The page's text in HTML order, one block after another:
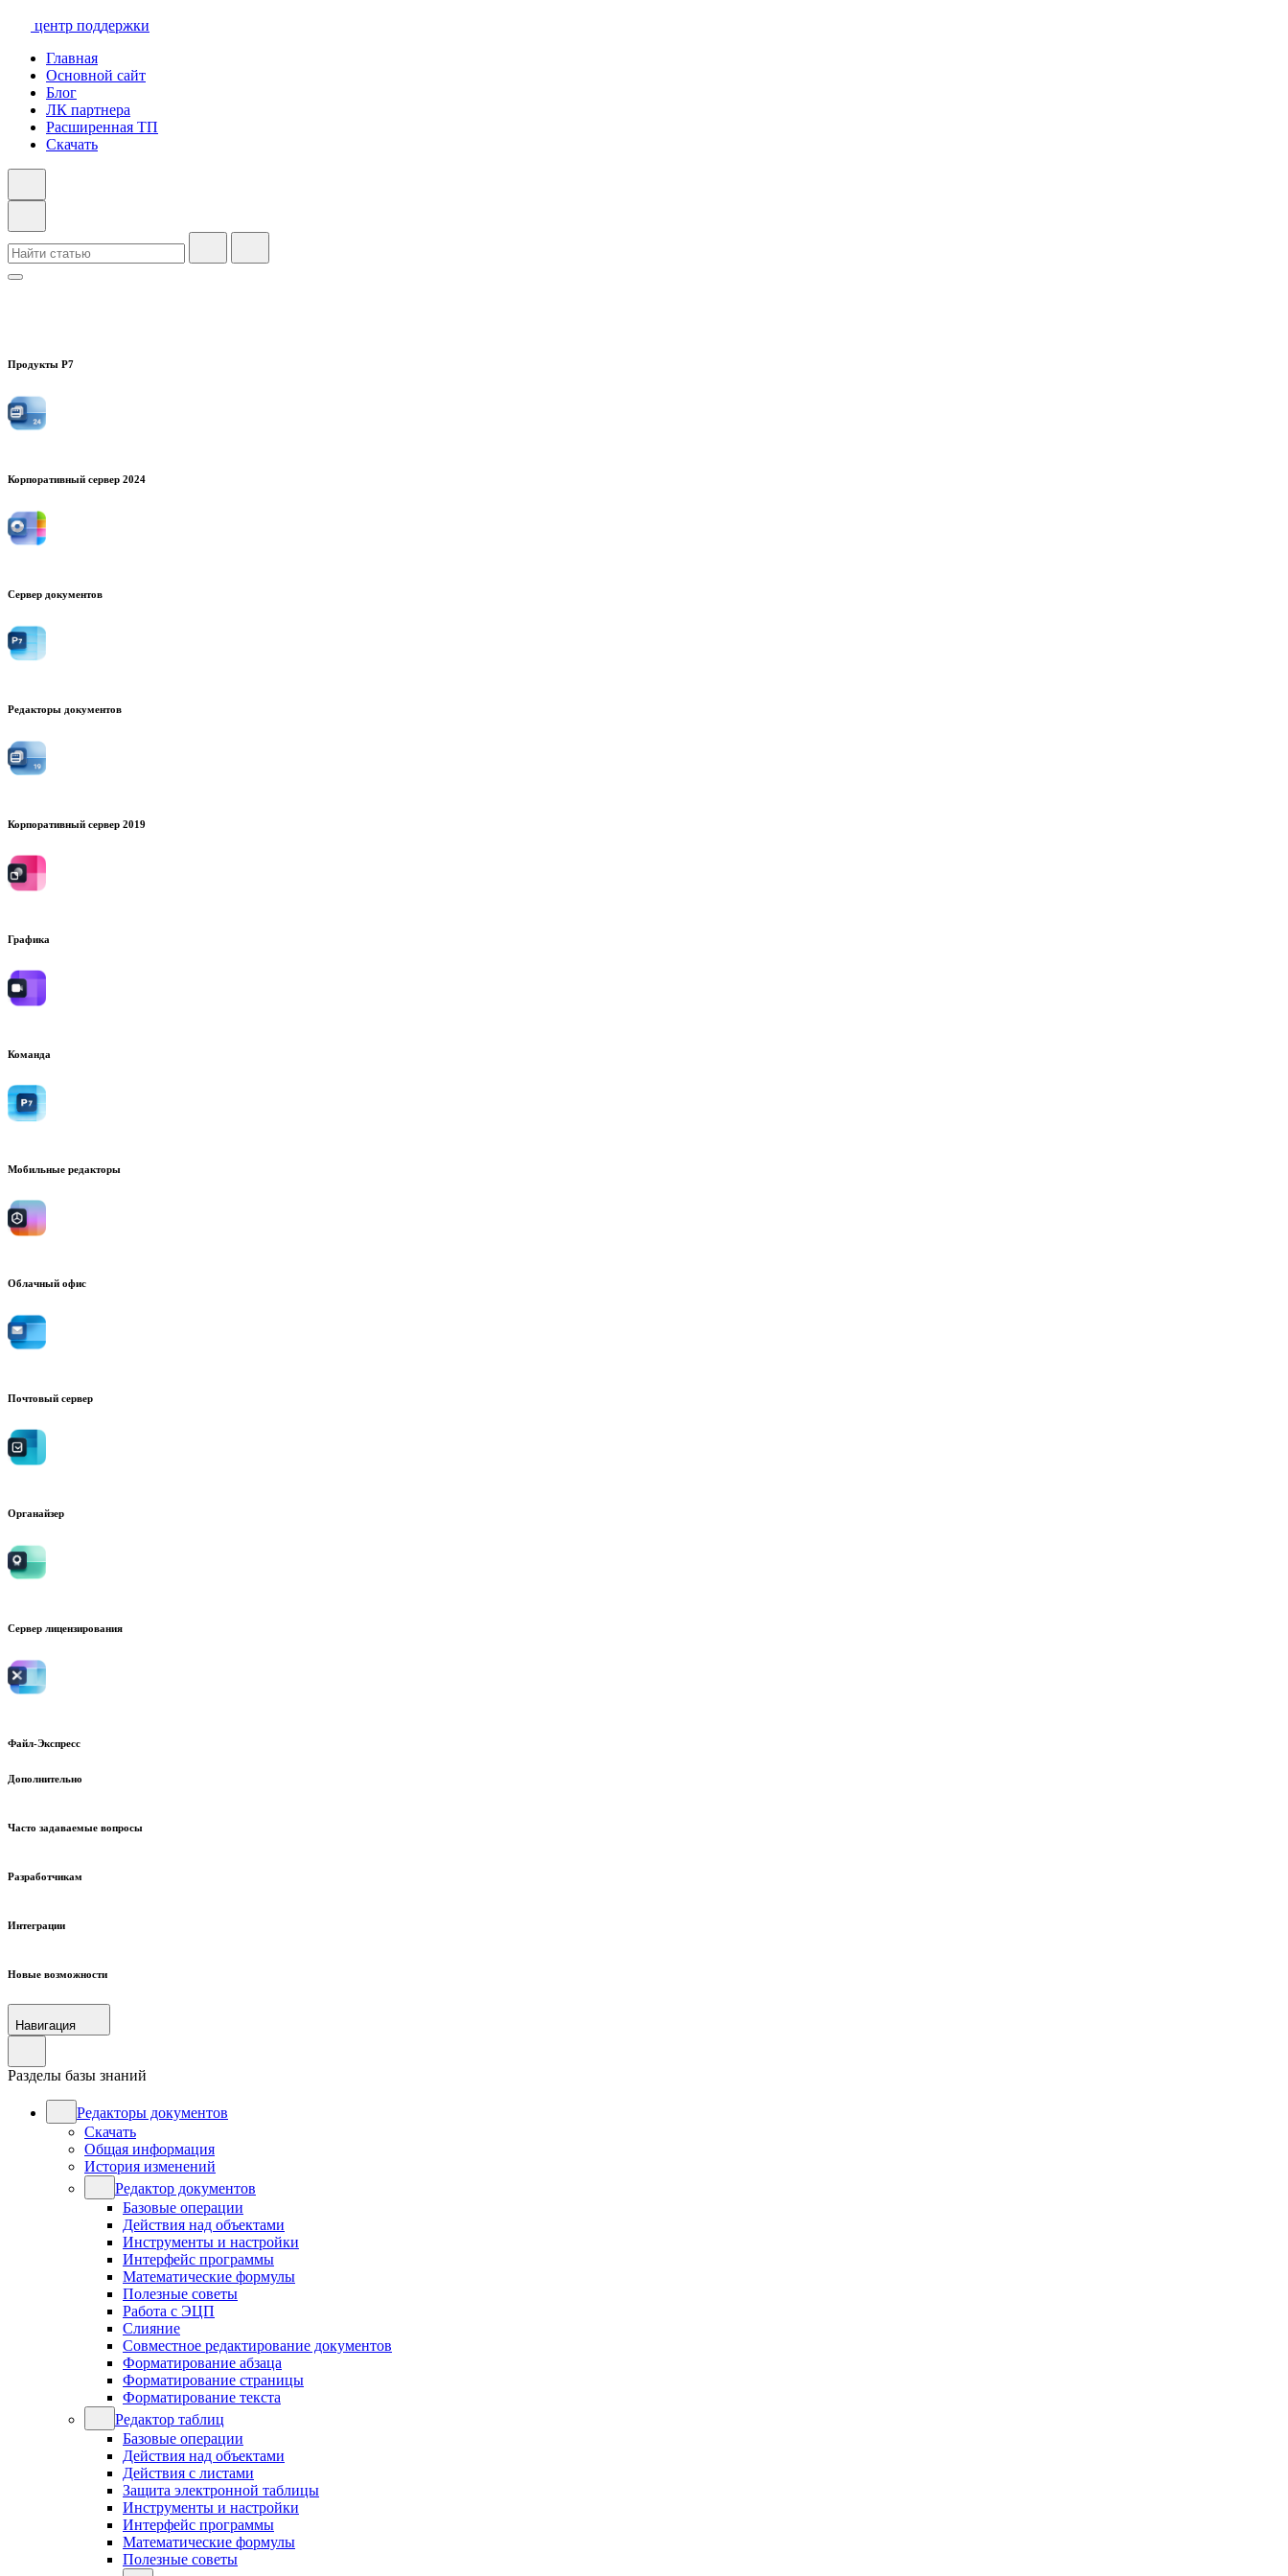
центр поддержки
Главная
Основной сайт
Блог
ЛК партнера
Расширенная ТП
Скачать
Продукты Р7
Корпоративный сервер 2024
Сервер документов
Редакторы документов
Корпоративный сервер 2019
Графика
Команда
Мобильные редакторы
Облачный офис
Почтовый сервер
Органайзер
Сервер лицензирования
Файл-Экспресс
Дополнительно
Часто задаваемые вопросы
Разработчикам
Интеграции
Новые возможности
Навигация
Разделы базы знаний
Редакторы документов
Скачать
Общая информация
История изменений
Редактор документов
Базовые операции
Действия над объектами
Инструменты и настройки
Интерфейс программы
Математические формулы
Полезные советы
Работа с ЭЦП
Слияние
Совместное редактирование документов
Форматирование абзаца
Форматирование страницы
Форматирование текста
Редактор таблиц
Базовые операции
Действия над объектами
Действия с листами
Защита электронной таблицы
Инструменты и настройки
Интерфейс программы
Математические формулы
Полезные советы